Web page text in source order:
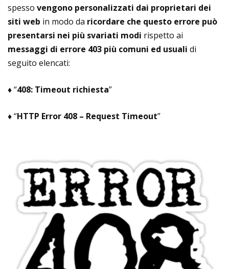
spesso vengono personalizzati dai proprietari dei
siti web in modo da ricordare che questo errore può
presentarsi nei più svariati modi rispetto ai
messaggi di errore 403 più comuni ed usuali di
seguito elencati:
♦ “408: Timeout richiesta”
♦ “HTTP Error 408 – Request Timeout”